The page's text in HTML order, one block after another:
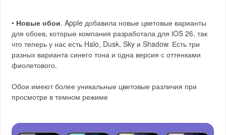
• Новые обои. Apple добавила новые цветовые варианты
для обоев, которые компания разработала для iOS 26, так
что теперь у нас есть Halo, Dusk, Sky и Shadow. Есть три
разных варианта синего тона и одна версия с оттенками
фиолетового.
Обои имеют более уникальные цветовые различия при
просмотре в темном режиме